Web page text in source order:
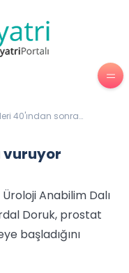
40'ından sonra
vuruyor
Anabilim Dalı
Doruk, prostat
başladığını